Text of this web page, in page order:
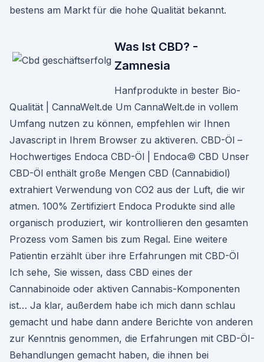
bestens am Markt für die hohe Qualität bekannt.
Was Ist CBD? -
Zamnesia
Hanfprodukte in bester Bio-
Qualität | CannaWelt.de Um CannaWelt.de in vollem
Umfang nutzen zu können, empfehlen wir Ihnen
Javascript in Ihrem Browser zu aktiveren. CBD-Öl –
Hochwertiges Endoca CBD-Öl | Endoca© CBD Unser
CBD-Öl enthält große Mengen CBD (Cannabidiol)
extrahiert Verwendung von CO2 aus der Luft, die wir
atmen. 100% Zertifiziert Endoca Produkte sind alle
organisch produziert, wir kontrollieren den gesamten
Prozess vom Samen bis zum Regal. Eine weitere
Patientin erzählt über ihre Erfahrungen mit CBD-Öl
Ich sehe, Sie wissen, dass CBD eines der
Cannabinoide oder aktiven Cannabis-Komponenten
ist… Ja klar, außerdem habe ich mich dann schlau
gemacht und habe dann andere Berichte von anderen
zur Kenntnis genommen, die Erfahrungen mit CBD-ÖI-
Behandlungen gemacht haben, die ihnen bei